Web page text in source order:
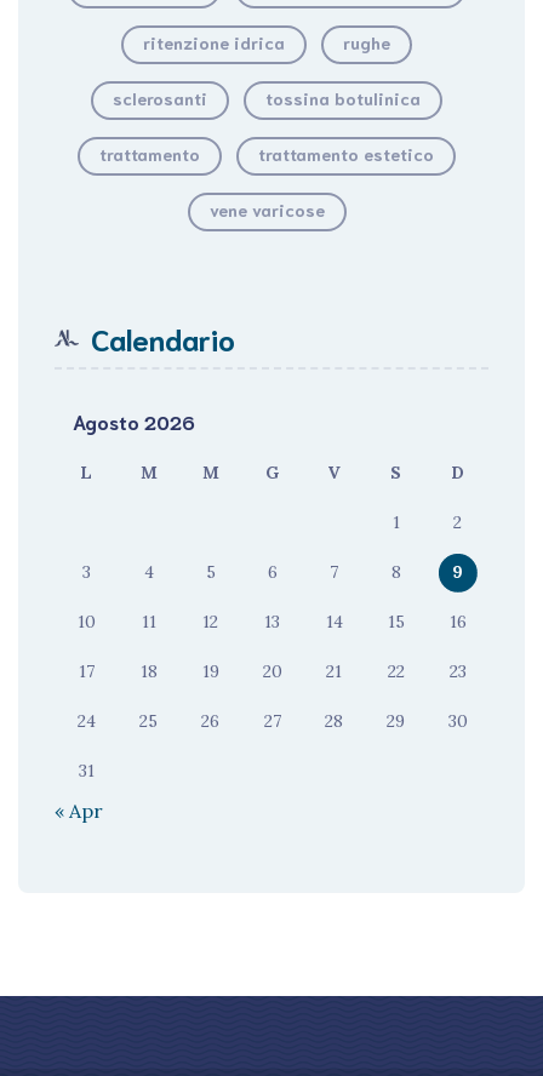
ritenzione idrica rughe
sclerosanti tossina botulinica
trattamento trattamento estetico
vene varicose
Calendario
Agosto 2026
L M M G V S D
1 2
3 4 5 6 7 8 9
10 11 12 13 14 15 16
17 18 19 20 21 22 23
24 25 26 27 28 29 30
31
« Apr